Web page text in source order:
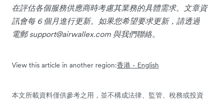
在評估各個服務供應商時考慮其業務的具體需求。文章資
訊會每 6 個月進行更新。如果您希望要求更新，請透過
電郵support@airwallex.com 與我們聯絡。
View this article in another region:香港 - English
本文所載資料僅供參考之用，並不構成法律、監管、稅務或投資